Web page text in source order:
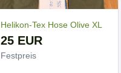
Helikon-Tex Hose Olive XL
25 EUR
Festpreis